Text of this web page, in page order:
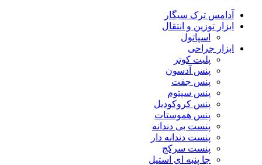
آدامس ترک سیگار
ابزار توزین و انتقال
اسپاتول
ابزار جراحی
پلیت کوتر
پنس آدسون
پنس جفت
پنس سپتوم
پنس کروکودیل
پنس هموستات
پنست بی دندانه
پنست دندانه دار
پنست سرکج
جا پنبه ای استیل